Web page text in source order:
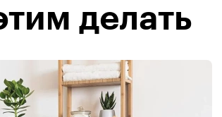
делать